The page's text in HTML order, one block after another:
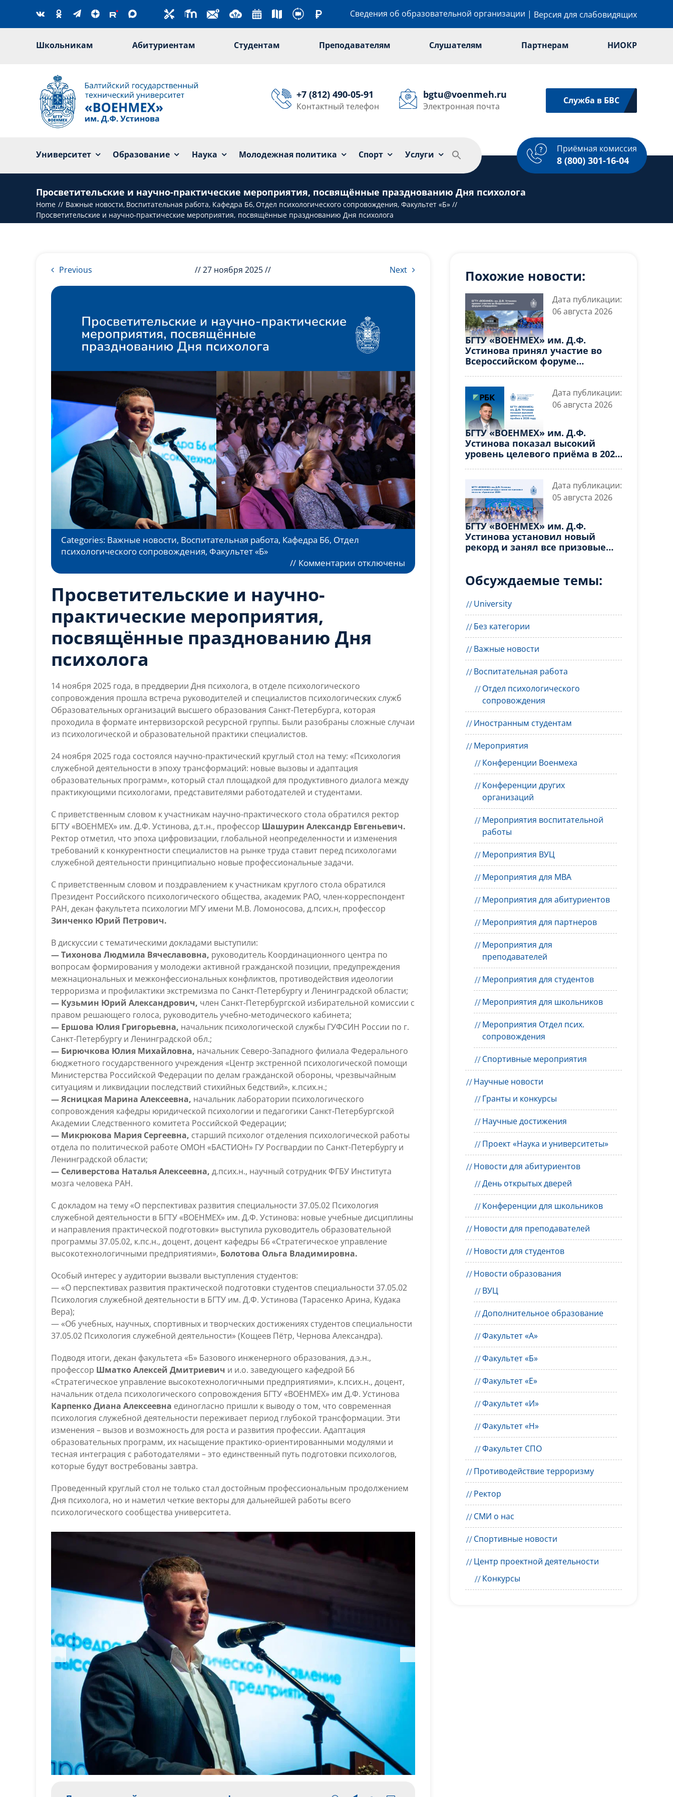
content
Сведения об образовательной организации | Версия для слабовидящих
Школьникам Абитуриентам Студентам Преподавателям Слушателям Партнерам НИОКР
+7 (812) 490-05-91
Контактный телефон
bgtu@voenmeh.ru
Электронная почта
Служба в БВС
Университет Образование Наука Молодежная политика Спорт Услуги
Приёмная комиссия
8 (800) 301-16-04
Университет Образование Наука Молодежная политика Спорт Услуги
Просветительские и научно-практические мероприятия, посвящённые празднованию Дня психолога
Home Важные новости Воспитательная работа Кафедра Б6 Отдел психологического сопровождения Факультет «Б»
Просветительские и научно-практические мероприятия, посвящённые празднованию Дня психолога
Previous Next
// 27 ноября 2025 //
Categories: Важные новости, Воспитательная работа, Кафедра Б6, Отдел
психологического сопровождения, Факультет «Б»
// Комментариик
записи
посвящённые
отключены
Просветительские и научно-
практические мероприятия,
посвящённые празднованию Дня
психолога
14 ноября 2025 года, в преддверии Дня психолога, в отделе психологического
сопровождения прошла встреча руководителей и специалистов психологических служб
Образовательных организаций высшего образования Санкт-Петербурга, которая
проходила в формате интервизорской ресурсной группы. Были разобраны сложные случаи
из психологической и образовательной практики специалистов.
24 ноября 2025 года состоялся научно-практический круглый стол на тему: «Психология
служебной деятельности в эпоху трансформаций: новые вызовы и адаптация
образовательных программ», который стал площадкой для продуктивного диалога между
практикующими психологами, представителями работодателей и студентами.
С приветственным словом к участникам научно-практического стола обратился ректор
БГТУ «ВОЕНМЕХ» им. Д.Ф. Устинова, д.т.н., профессор Шашурин Александр Евгеньевич.
Ректор отметил, что эпоха цифровизации, глобальной неопределенности и изменения
требований к конкурентности специалистов на рынке труда ставит перед психологами
служебной деятельности принципиально новые профессиональные задачи.
С приветственным словом и поздравлением к участникам круглого стола обратился
Президент Российского психологического общества, академик РАО, член-корреспондент
РАН, декан факультета психологии МГУ имени М.В. Ломоносова, д.псих.н, профессор
Зинченко Юрий Петрович.
В дискуссии с тематическими докладами выступили:
— Тихонова Людмила Вячеславовна, руководитель Координационного центра по
вопросам формирования у молодежи активной гражданской позиции, предупреждения
межнациональных и межконфессиональных конфликтов, противодействия идеологии
терроризма и профилактики экстремизма по Санкт-Петербургу и Ленинградской области;
— Кузьмин Юрий Александрович, член Санкт-Петербургской избирательной комиссии с
правом решающего голоса, руководитель учебно-методического кабинета;
— Ершова Юлия Григорьевна, начальник психологической службы ГУФСИН России по г.
Санкт-Петербургу и Ленинградской обл.;
— Бирючкова Юлия Михайловна, начальник Северо-Западного филиала Федерального
бюджетного государственного учреждения «Центр экстренной психологической помощи
Министерства Российской Федерации по делам гражданской обороны, чрезвычайным
ситуациям и ликвидации последствий стихийных бедствий», к.псих.н.;
— Ясницкая Марина Алексеевна, начальник лаборатории психологического
сопровождения кафедры юридической психологии и педагогики Санкт-Петербургской
Академии Следственного комитета Российской Федерации;
— Микрюкова Мария Сергеевна, старший психолог отделения психологической работы
отдела по политической работе ОМОН «БАСТИОН» ГУ Росгвардии по Санкт-Петербургу и
Ленинградской области;
— Селиверстова Наталья Алексеевна, д.псих.н., научный сотрудник ФГБУ Института
мозга человека РАН.
С докладом на тему «О перспективах развития специальности 37.05.02 Психология
служебной деятельности в БГТУ «ВОЕНМЕХ» им. Д.Ф. Устинова: новые учебные дисциплины
и направления практической подготовки» выступила руководитель образовательной
программы 37.05.02, к.пс.н., доцент, доцент кафедры Б6 «Стратегическое управление
высокотехнологичными предприятиями», Болотова Ольга Владимировна.
Особый интерес у аудитории вызвали выступления студентов:
— «О перспективах развития практической подготовки студентов специальности 37.05.02
Психология служебной деятельности в БГТУ им. Д.Ф. Устинова (Тарасенко Арина, Кудака
Вера);
— «Об учебных, научных, спортивных и творческих достижениях студентов специальности
37.05.02 Психология служебной деятельности» (Кощеев Пётр, Чернова Александра).
Подводя итоги, декан факультета «Б» Базового инженерного образования, д.э.н.,
профессор Шматко Алексей Дмитриевич и и.о. заведующего кафедрой Б6
«Стратегическое управление высокотехнологичными предприятиями», к.псих.н., доцент,
начальник отдела психологического сопровождения БГТУ «ВОЕНМЕХ» им Д.Ф. Устинова
Карпенко Диана Алексеевна единогласно пришли к выводу о том, что современная
психология служебной деятельности переживает период глубокой трансформации. Эти
изменения – вызов и возможность для роста и развития профессии. Адаптация
образовательных программ, их насыщение практико-ориентированными модулями и
тесная интеграция с работодателями – это единственный путь подготовки психологов,
которые будут востребованы завтра.
Проведенный круглый стол не только стал достойным профессиональным продолжением
Дня психолога, но и наметил четкие векторы для дальнейшей работы всего
психологического сообщества университета.
Похожие новости:
Дата публикации:
06 августа 2026
БГТУ «ВОЕНМЕХ» им. Д.Ф.
Устинова принял участие во
Всероссийском форуме
Дата публикации:
06 августа 2026
БГТУ «ВОЕНМЕХ» им. Д.Ф.
Устинова показал высокий
уровень целевого приёма в 2026
Дата публикации:
05 августа 2026
БГТУ «ВОЕНМЕХ» им. Д.Ф.
Устинова установил новый
рекорд и занял все призовые
Обсуждаемые темы:
University
Без категории
Важные новости
Воспитательная работа
Отдел психологического
сопровождения
Иностранным студентам
Мероприятия
Конференции Военмеха
Конференции других
организаций
Мероприятия воспитательной
работы
Мероприятия ВУЦ
Мероприятия для MBA
Мероприятия для абитуриентов
Мероприятия для партнеров
Мероприятия для
преподавателей
Мероприятия для студентов
Мероприятия для школьников
Мероприятия Отдел псих.
сопровождения
Спортивные мероприятия
Научные новости
Гранты и конкурсы
Научные достижения
Проект «Наука и университеты»
Новости для абитуриентов
День открытых дверей
Конференции для школьников
Новости для преподавателей
Новости для студентов
Новости образования
ВУЦ
Дополнительное образование
Факультет «А»
Факультет «Б»
Факультет «Е»
Факультет «И»
Факультет «Н»
Факультет СПО
Противодействие терроризму
Ректор
СМИ о нас
Спортивные новости
Центр проектной деятельности
Конкурсы